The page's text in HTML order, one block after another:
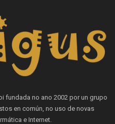
fundada no ano 2002 por un grupo
en común, no uso de novas
e Internet.